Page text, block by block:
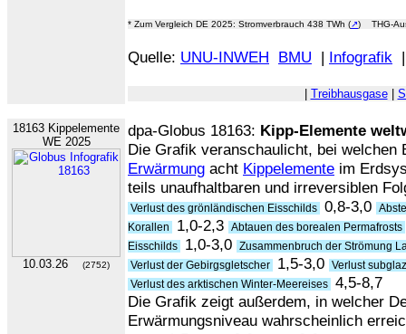
* Zum Vergleich DE 2025: Stromverbrauch 438 TWh (↗) THG-
Quelle: UNU-INWEH BMU | Infografik
Treibhausgase|
18163 Kippelemente
WE 2025
10.03.26 (2752)
dpa-Globus 18163: Kipp-Elemente
Die Grafik veranschaulicht, bei welchen
Erwärmung acht Kippelemente im
teils unaufhaltbaren und irreversiblen
Verlust des grönländischen Eisschilds 0,8-3,0
Korallen
1,0-2,3 Abtauen des borealen Permafrosts
Eisschilds 1,0-3,0 Zusammenbruch der Strömung
Verlust der Gebirgsgletscher
1,5-3,0 Verlust
Verlust des arktischen Winter-Meereises 4,5-8,7
Die Grafik zeigt außerdem, in welcher
Erwärmungsniveau wahrscheinlich